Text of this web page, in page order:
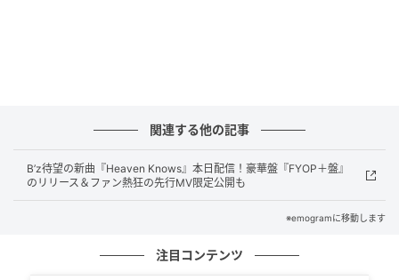
「こういうスレって専門家が来るから『へ
ー』って思えるから面白い」
SNS上のコメントを見ると、最も多く寄せられたの
は、建設関係者などからの丁寧な解説です。「防錆用
のエポキシ樹脂塗料が塗られているサイン」「酸化被
膜といってわざと表層を錆びさせて鉄骨内部が錆びな
関連する他の記事
B’z待望の新曲『Heaven Knows』本日配信！豪華盤『FYOP＋盤』
のリリース＆ファン熱狂の先行MV限定公開も
※emogramに移動します
注目コンテンツ